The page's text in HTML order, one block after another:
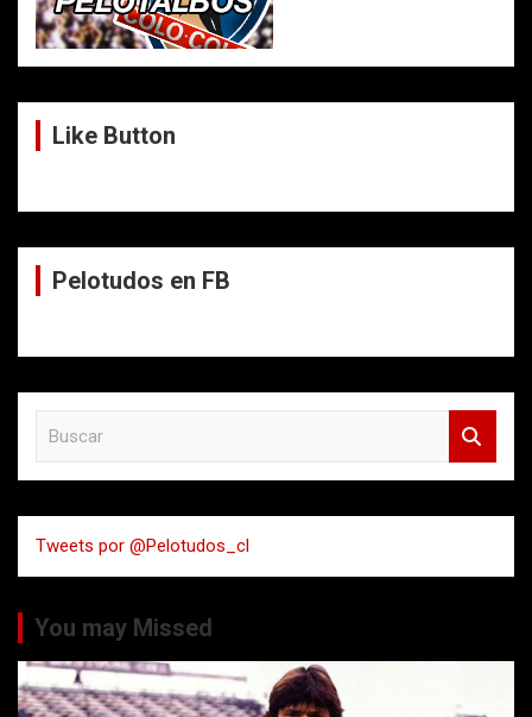
Like Button
Pelotudos en FB
a
r
Tweets por @Pelotudos_cl
You may Missed